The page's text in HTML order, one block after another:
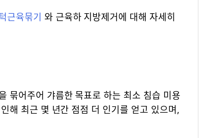
근육묶기 와 근육하 지방제거에 대해 자세히
묶어주어 갸름한 목표로 하는 최소 침습 미용
해 최근 몇 년간 점점 더 인기를 얻고 있으며,